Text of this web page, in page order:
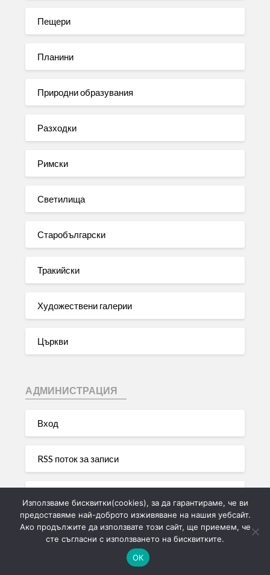
Пещери
Планини
Природни образувания
Разходки
Римски
Светилища
Старобългарски
Тракийски
Художествени галерии
Църкви
АДМИНИСТРАЦИЯ
Вход
RSS поток за записи
WordPress България
©2026 Моята лична туристическа галерия на България
Използваме бисквитки(cookies), за да гарантираме, че ви
предоставяме най-доброто изживяване на нашия уебсайт.
Ако продължите да използвате този сайт, ще приемем, че
сте съгласни с използването на бисквитките.
ОК